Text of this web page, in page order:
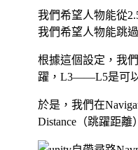
我們希望人物能從
我們希望人物能跳
根據這個設定，我
躍，L3——L5是可
於是，我們在
Distance（跳躍距